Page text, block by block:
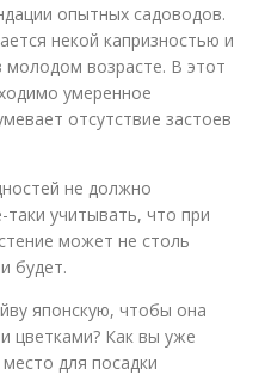
опытных садоводов.
некой капризностью и
возрасте. В этот
умеренное
отсутствие застоев
не должно
учитывать, что при
может не столь
будет.
японскую, чтобы она
цветками? Как вы уже
для посадки